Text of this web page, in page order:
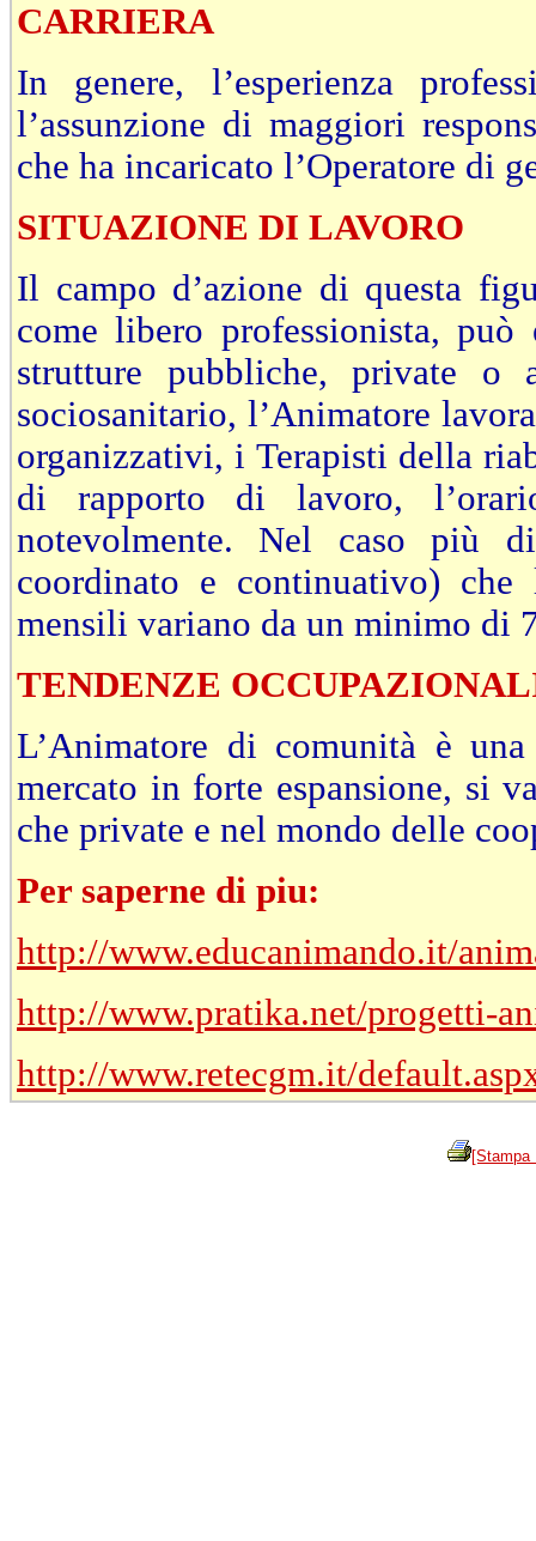
CARRIERA
In genere, l’esperienza
l’assunzione di maggiori
che ha incaricato l’Operatore di
SITUAZIONE DI LAVORO
Il campo d’azione di questa
come libero professionista,
strutture pubbliche, private o
sociosanitario, l’Animatore
organizzativi, i Terapisti della
di rapporto di lavoro,
notevolmente. Nel caso più
coordinato e continuativo)
mensili variano da un minimo di
TENDENZE
L’Animatore di comunità è
mercato in forte espansione, si
che private e nel mondo delle
Per saperne di piu:
http://www.educanimando.it/
http://www.pratika.net/progetti-
http://www.retecgm.it/
[Stampa